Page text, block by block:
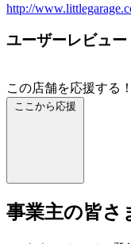
http://
ユーザーレビュー
この店舗を応援する！
ここから応援
事業主の皆さ